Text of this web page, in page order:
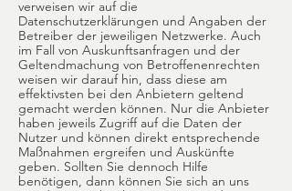
verweisen wir auf die
Datenschutzerklärungen und Angaben der
Betreiber der jeweiligen Netzwerke. Auch
im Fall von Auskunftsanfragen und der
Geltendmachung von Betroffenenrechten
weisen wir darauf hin, dass diese am
effektivsten bei den Anbietern geltend
gemacht werden können. Nur die Anbieter
haben jeweils Zugriff auf die Daten der
Nutzer und können direkt entsprechende
Maßnahmen ergreifen und Auskünfte
geben. Sollten Sie dennoch Hilfe
benötigen, dann können Sie sich an uns